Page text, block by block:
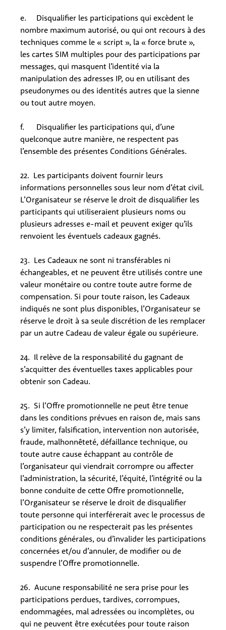
e. Disqualifier les participations qui excèdent le
nombre maximum autorisé, ou qui ont recours à des
techniques comme le « script », la « force brute »,
les cartes SIM multiples pour des participations par
messages, qui masquent l’identité via la
manipulation des adresses IP, ou en utilisant des
pseudonymes ou des identités autres que la sienne
ou tout autre moyen.
f. Disqualifier les participations qui, d’une
quelconque autre manière, ne respectent pas
l’ensemble des présentes Conditions Générales.
22. Les participants doivent fournir leurs
informations personnelles sous leur nom d’état civil.
L’Organisateur se réserve le droit de disqualifier les
participants qui utiliseraient plusieurs noms ou
plusieurs adresses e-mail et peuvent exiger qu’ils
renvoient les éventuels cadeaux gagnés.
23. Les Cadeaux ne sont ni transférables ni
échangeables, et ne peuvent être utilisés contre une
valeur monétaire ou contre toute autre forme de
compensation. Si pour toute raison, les Cadeaux
indiqués ne sont plus disponibles, l’Organisateur se
réserve le droit à sa seule discrétion de les remplacer
par un autre Cadeau de valeur égale ou supérieure.
24. Il relève de la responsabilité du gagnant de
s’acquitter des éventuelles taxes applicables pour
obtenir son Cadeau.
25. Si l’Offre promotionnelle ne peut être tenue
dans les conditions prévues en raison de, mais sans
s’y limiter, falsification, intervention non autorisée,
fraude, malhonnêteté, défaillance technique, ou
toute autre cause échappant au contrôle de
l’organisateur qui viendrait corrompre ou affecter
l’administration, la sécurité, l’équité, l’intégrité ou la
bonne conduite de cette Offre promotionnelle,
l’Organisateur se réserve le droit de disqualifier
toute personne qui interférerait avec le processus de
participation ou ne respecterait pas les présentes
conditions générales, ou d’invalider les participations
concernées et/ou d’annuler, de modifier ou de
suspendre l’Offre promotionnelle.
26. Aucune responsabilité ne sera prise pour les
participations perdues, tardives, corrompues,
endommagées, mal adressées ou incomplètes, ou
qui ne peuvent être exécutées pour toute raison